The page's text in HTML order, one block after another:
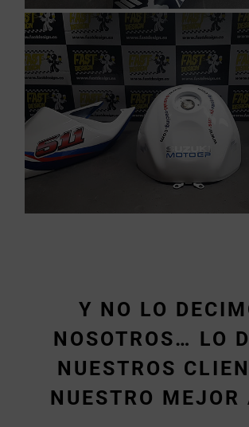
Y NO LO
NOSOTROS… LO
NUESTROS
NUESTRO MEJOR